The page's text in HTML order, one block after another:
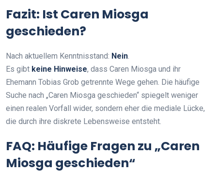
Fazit: Ist Caren Miosga
geschieden?
Nach aktuellem Kenntnisstand: Nein.
Es gibt keine Hinweise, dass Caren Miosga und ihr
Ehemann Tobias Grob getrennte Wege gehen. Die häufige
Suche nach „Caren Miosga geschieden“ spiegelt weniger
einen realen Vorfall wider, sondern eher die mediale Lücke,
die durch ihre diskrete Lebensweise entsteht.
FAQ: Häufige Fragen zu „Caren
Miosga geschieden“